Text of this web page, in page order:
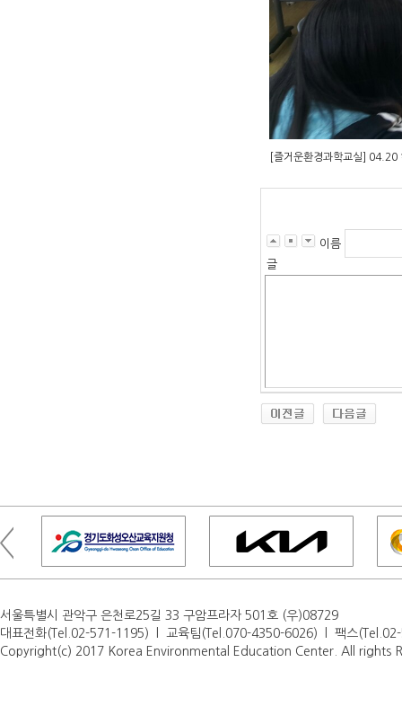
[즐거운환경과학교실] 04.20
이름
글
서울특별시 관악구 은천로25길 33 구암프라자 501호 (우)08729
대표전화(Tel.02-571-1195) l 교육팀(Tel.070-4350-6026) l 팩스
Copyright(c) 2017 Korea Environmental Education Center. All rights